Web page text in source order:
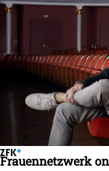
Frauennetzwerk